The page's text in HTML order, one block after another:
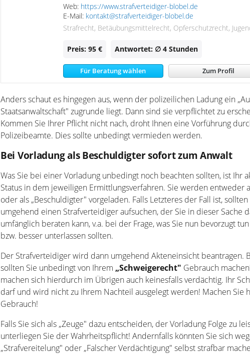
Web: https://www.strafverteidiger-blobel.de
E-Mail: kontakt@strafverteidiger-blobel.de
Strafrecht, Betäubungsmittelrecht, Opferschutzrecht,
Preis: 95 € Antwortet: ∅ 4 Stunden
Für Beratung wählen Zum Profil
Anders schaut es hingegen aus, wenn der polizeilichen Ladung ein
Staatsanwaltschaft" zugrunde liegt. Dann sind sie verpflichtet zu
Kommen Sie Ihrer Pflicht nicht nach, droht Ihnen eine Vorführung
Polizeibeamte. Dies sollte unbedingt vermieden werden.
Bei Vorladung als Beschuldigter sofort zum Anwalt
Was Sie bei einer Vorladung unbedingt noch beachten sollten, ist Ihr
Status in dem jeweiligen Ermittlungsverfahren. Sie werden entweder
oder als „Beschuldigter" vorgeladen. Falls Letzteres der Fall ist, sollten
umgehend einen Strafverteidiger aufsuchen, der Sie in dieser Sache
umfänglich beraten kann, v.a. bei der Frage, was Sie nun bevorzugt
bzw. besser unterlassen sollten.
Der Strafverteidiger wird dann umgehend Akteneinsicht beantragen.
sollten Sie unbedingt von Ihrem „Schweigerecht" Gebrauch
machen sich hierdurch im Übrigen auch keinesfalls verdächtig. Ihr
darf und wird nicht zu Ihrem Nachteil ausgelegt werden! Machen Sie
Gebrauch!
Falls Sie sich als „Zeuge" dazu entscheiden, der Vorladung Folge zu
unterliegen Sie der Wahrheitspflicht! Andernfalls könnten Sie sich
„Strafvereitelung" oder „Falscher Verdächtigung" selbst strafbar